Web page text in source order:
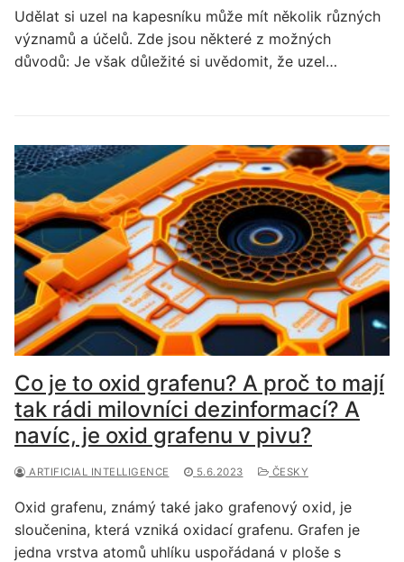
Udělat si uzel na kapesníku může mít několik různých
významů a účelů. Zde jsou některé z možných
důvodů: Je však důležité si uvědomit, že uzel…
Co je to oxid grafenu? A proč to mají
tak rádi milovníci dezinformací? A
navíc, je oxid grafenu v pivu?
ARTIFICIAL INTELLIGENCE 5.6.2023 ČESKY
Oxid grafenu, známý také jako grafenový oxid, je
sloučenina, která vzniká oxidací grafenu. Grafen je
jedna vrstva atomů uhlíku uspořádaná v ploše s